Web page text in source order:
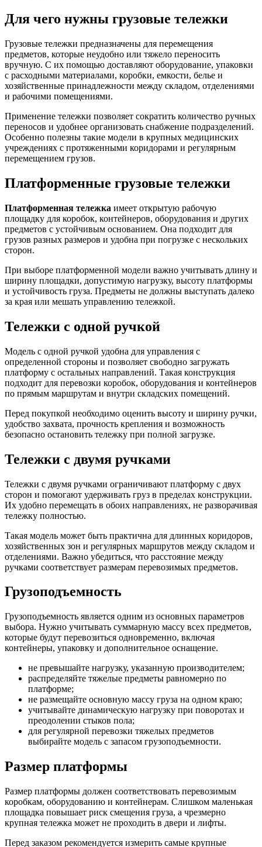
Для чего нужны грузовые тележки
Грузовые тележки предназначены для перемещения
предметов, которые неудобно или тяжело переносить
вручную. С их помощью доставляют оборудование, упаковки
с расходными материалами, коробки, емкости, белье и
хозяйственные принадлежности между складом, отделениями
и рабочими помещениями.
Применение тележки позволяет сократить количество ручных
переносов и удобнее организовать снабжение подразделений.
Особенно полезны такие модели в крупных медицинских
учреждениях с протяженными коридорами и регулярным
перемещением грузов.
Платформенные грузовые тележки
Платформенная тележка имеет открытую рабочую
площадку для коробок, контейнеров, оборудования и других
предметов с устойчивым основанием. Она подходит для
грузов разных размеров и удобна при погрузке с нескольких
сторон.
При выборе платформенной модели важно учитывать длину и
ширину площадки, допустимую нагрузку, высоту платформы
и устойчивость груза. Предметы не должны выступать далеко
за края или мешать управлению тележкой.
Тележки с одной ручкой
Модель с одной ручкой удобна для управления с
определенной стороны и позволяет свободно загружать
платформу с остальных направлений. Такая конструкция
подходит для перевозки коробок, оборудования и контейнеров
по прямым маршрутам и внутри складских помещений.
Перед покупкой необходимо оценить высоту и ширину ручки,
удобство захвата, прочность крепления и возможность
безопасно остановить тележку при полной загрузке.
Тележки с двумя ручками
Тележки с двумя ручками ограничивают платформу с двух
сторон и помогают удерживать груз в пределах конструкции.
Их удобно перемещать в обоих направлениях, не разворачивая
тележку полностью.
Такая модель может быть практична для длинных коридоров,
хозяйственных зон и регулярных маршрутов между складом и
отделениями. Важно убедиться, что расстояние между
ручками соответствует размерам перевозимых предметов.
Грузоподъемность
Грузоподъемность является одним из основных параметров
выбора. Нужно учитывать суммарную массу всех предметов,
которые будут перевозиться одновременно, включая
контейнеры, упаковку и дополнительное оснащение.
не превышайте нагрузку, указанную производителем;
распределяйте тяжелые предметы равномерно по
платформе;
не размещайте основную массу груза на одном краю;
учитывайте динамическую нагрузку при поворотах и
преодолении стыков пола;
для регулярной перевозки тяжелых предметов
выбирайте модель с запасом грузоподъемности.
Размер платформы
Размер платформы должен соответствовать перевозимым
коробкам, оборудованию и контейнерам. Слишком маленькая
площадка повышает риск смещения груза, а чрезмерно
крупная тележка может не проходить в двери и лифты.
Перед заказом рекомендуется измерить самые крупные